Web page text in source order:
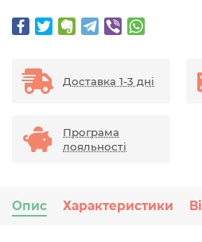
Доставка 1-3 дні
Програма
лояльності
Опис Характеристики